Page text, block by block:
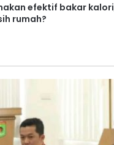
efektif bakar
rumah?